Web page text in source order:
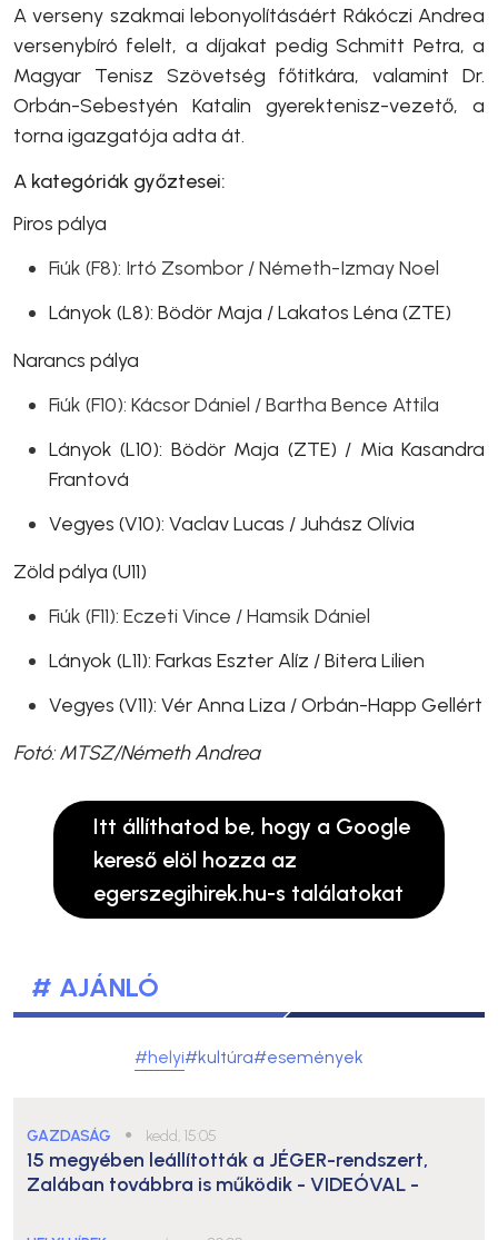
A verseny szakmai lebonyolításáért Rákóczi Andrea
versenybíró felelt, a díjakat pedig Schmitt Petra, a
Magyar Tenisz Szövetség főtitkára, valamint Dr.
Orbán-Sebestyén Katalin gyerektenisz-vezető, a
torna igazgatója adta át.
A kategóriák győztesei:
Piros pálya
Fiúk (F8): Irtó Zsombor / Németh-Izmay Noel
Lányok (L8): Bödör Maja / Lakatos Léna (ZTE)
Narancs pálya
Fiúk (F10): Kácsor Dániel / Bartha Bence Attila
Lányok (L10): Bödör Maja (ZTE) / Mia Kasandra
Frantová
Vegyes (V10): Vaclav Lucas / Juhász Olívia
Zöld pálya (U11)
Fiúk (F11): Eczeti Vince / Hamsik Dániel
Lányok (L11): Farkas Eszter Alíz / Bitera Lilien
Vegyes (V11): Vér Anna Liza / Orbán-Happ Gellért
Fotó: MTSZ/Németh Andrea
Itt állíthatod be, hogy a Google
kereső elöl hozza az
egerszegihirek.hu-s találatokat
# AJÁNLÓ
#helyi#kultúra#események
GAZDASÁG ● kedd, 15:05
15 megyében leállították a JÉGER-rendszert,
Zalában továbbra is működik - VIDEÓVAL -